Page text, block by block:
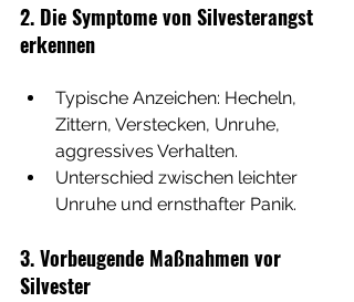
2. Die Symptome von Silvesterangst
erkennen
Typische Anzeichen: Hecheln,
Zittern, Verstecken, Unruhe,
aggressives Verhalten.
Unterschied zwischen leichter
Unruhe und ernsthafter Panik.
3. Vorbeugende Maßnahmen vor
Silvester